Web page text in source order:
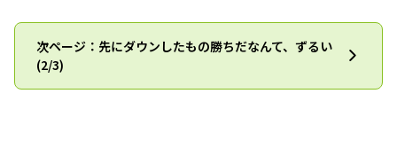
次ページ：先にダウンしたもの勝ちだなんて、ずるい
(2/3)